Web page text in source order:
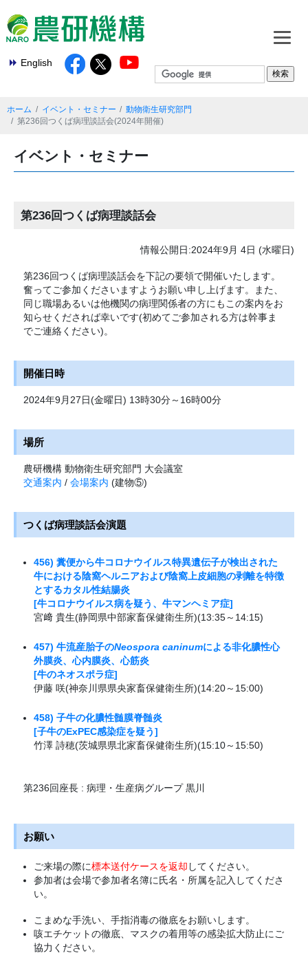
English
ホーム イベント・セミナー
動物衛生研究部門
第236回つくば病理談話会(2024年開催)
イベント・セミナー
第236回つくば病理談話会
情報公開日:2024年9月 4日 (水曜日)
第236回つくば病理談話会を下記の要領で開催いたします。
奮ってご参加くださいますようお願い申し上げます。また、
同じ職場あるいは他機関の病理関係者の方にもこの案内をお
知らせくだされば幸いです(初めてご参加される方は幹事ま
でご連絡ください)。
開催日時
2024年9月27日(金曜日) 13時30分～16時00分
場所
農研機構 動物衛生研究部門 大会議室
交通案内 / 会場案内 (建物⑤)
つくば病理談話会演題
456) 糞便から牛コロナウイルス特異遺伝子が検出された
牛における陰窩ヘルニアおよび陰窩上皮細胞の剥離を特徴
とするカタル性結腸炎
[牛コロナウイルス病を疑う、牛マンヘミア症]
宮﨑 貴生(静岡県中部家畜保健衛生所)(13:35～14:15)
457) 牛流産胎子のNeospora caninumによる非化膿性心
外膜炎、心内膜炎、心筋炎
[牛のネオスポラ症]
伊藤 咲(神奈川県県央家畜保健衛生所)(14:20～15:00)
458) 子牛の化膿性髄膜脊髄炎
[子牛のExPEC感染症を疑う]
竹澤 詩穂(茨城県県北家畜保健衛生所)(15:10～15:50)
第236回座長 : 病理・生産病グループ 黒川
お願い
ご来場の際に標本送付ケースを返却 してください。
参加者は会場で参加者名簿に氏名・所属を記入してくださ
い。
こまめな手洗い、手指消毒の徹底をお願いします。
咳エチケットの徹底、マスクの着用等の感染拡大防止にご
協力ください。